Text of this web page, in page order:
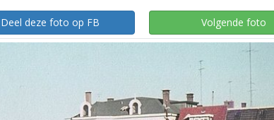
Deel deze foto op FB Volgende foto